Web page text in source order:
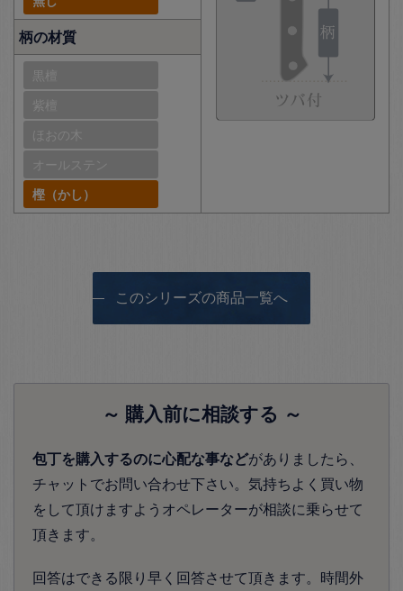
柄の材質
黒檀
紫檀
ほおの木
オールステン
樫（かし）
このシリーズの商品一覧へ
～ 購入前に相談する ～
包丁を購入するのに心配な事などがありましたら、
チャットでお問い合わせ下さい。気持ちよく買い物
をして頂けますようオペレーターが相談に乗らせて
頂きます。
回答はできる限り早く回答させて頂きます。時間外